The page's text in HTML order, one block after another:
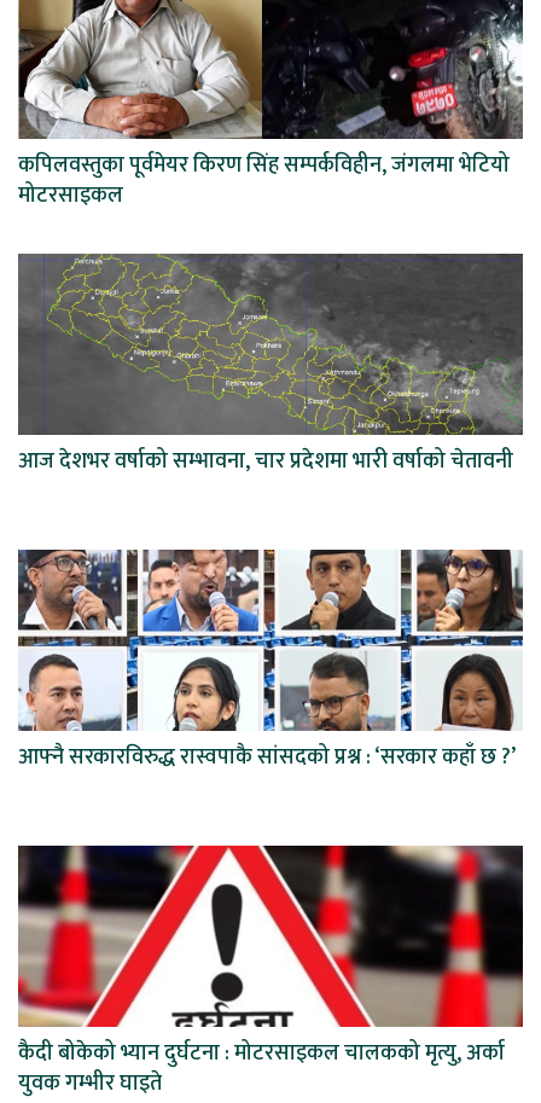
कपिलवस्तुका पूर्वमेयर किरण सिंह सम्पर्कविहीन, जंगलमा भेटियो
मोटरसाइकल
आज देशभर वर्षाको सम्भावना, चार प्रदेशमा भारी वर्षाको चेतावनी
आफ्नै सरकारविरुद्ध रास्वपाकै सांसदको प्रश्न : ‘सरकार कहाँ छ ?’
कैदी बोकेको भ्यान दुर्घटना : मोटरसाइकल चालकको मृत्यु, अर्का
युवक गम्भीर घाइते